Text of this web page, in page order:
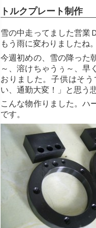
トルクプレート制作
雪の中走ってました営業
もう雨に変わりましたね
今週初めの、雪の降った
～、溶けちゃうぅ～、早
おりました。子供はそ
い、通勤大変！」と思う
こんな物作りました。ハ
です。